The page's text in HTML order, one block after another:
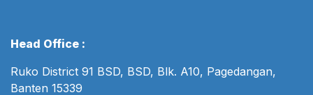
Head Office :
Ruko District 91 BSD, BSD, Blk. A10, Pagedangan,
Banten 15339